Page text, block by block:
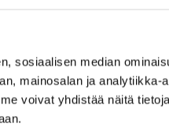
sosiaalisen median
mainosalan ja analytiikka-
voivat yhdistää näitä